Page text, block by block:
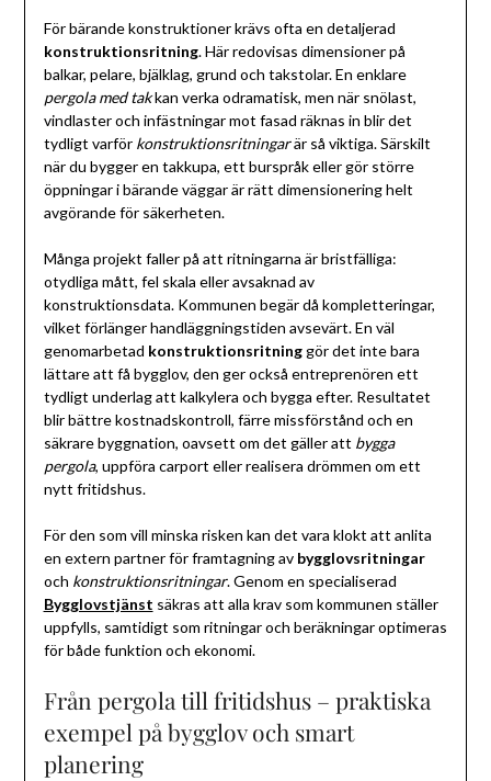
För bärande konstruktioner krävs ofta en detaljerad
konstruktionsritning. Här redovisas dimensioner på
balkar, pelare, bjälklag, grund och takstolar. En enklare
pergola med takkan verka odramatisk, men när snölast,
vindlaster och infästningar mot fasad räknas in blir det
tydligt varför konstruktionsritningarär så viktiga. Särskilt
när du bygger en takkupa, ett burspråk eller gör större
öppningar i bärande väggar är rätt dimensionering helt
avgörande för säkerheten.
Många projekt faller på att ritningarna är bristfälliga:
otydliga mått, fel skala eller avsaknad av
konstruktionsdata. Kommunen begär då kompletteringar,
vilket förlänger handläggningstiden avsevärt. En väl
genomarbetad konstruktionsritninggör det inte bara
lättare att få bygglov, den ger också entreprenören ett
tydligt underlag att kalkylera och bygga efter. Resultatet
blir bättre kostnadskontroll, färre missförstånd och en
säkrare byggnation, oavsett om det gäller att bygga
pergola, uppföra carport eller realisera drömmen om ett
nytt fritidshus.
För den som vill minska risken kan det vara klokt att anlita
en extern partner för framtagning av bygglovsritningar
och konstruktionsritningar. Genom en specialiserad
Bygglovstjänst säkras att alla krav som kommunen ställer
uppfylls, samtidigt som ritningar och beräkningar optimeras
för både funktion och ekonomi.
Från pergola till fritidshus – praktiska
exempel på bygglov och smart
planering